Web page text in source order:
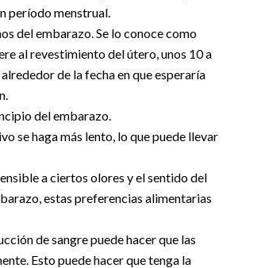
período menstrual.
del embarazo. Se lo conoce como
al revestimiento del útero, unos 10 a
de la fecha en que esperaría
del embarazo.
se haga más lento, lo que puede llevar
a ciertos olores y el sentido del
estas preferencias alimentarias
de sangre puede hacer que las
Esto puede hacer que tenga la